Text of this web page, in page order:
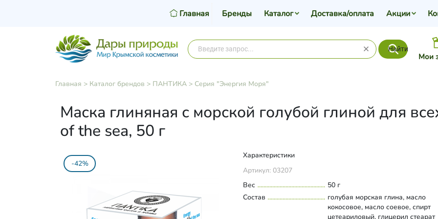
Найти
Мои
Главная Бренды Каталог Доставка/оплата Акции
Главная > Каталог брендов > ПАНТИКА> Серия "Энергия Моря"
Маска глиняная с морской голубой глиной для
of the sea, 50 г
-42%
Характеристики
Артикул: 03207
Вес
50 г
Состав
голубая морская глина, масло
кокосовое, масло соевое, спирт
цетеариловый, глицерил стеарат